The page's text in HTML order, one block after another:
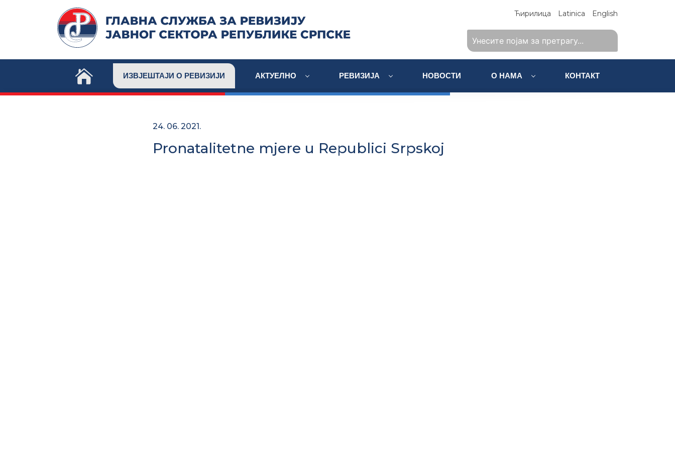
Ћирилица Latinica English
ИЗВЈЕШТАЈИ О РЕВИЗИЈИ АКТУЕЛНО РЕВИЗИЈА НОВОСТИ О НАМА КОНТАКТ
24. 06. 2021.
Pronatalitetne mjere u Republici Srpskoj